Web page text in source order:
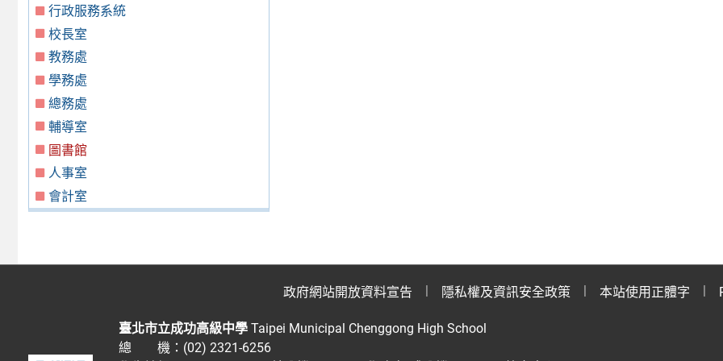
行政服務系統
校長室
教務處
學務處
總務處
輔導室
圖書館
人事室
會計室
政府網站開放資料宣告 隱私權及資訊安全政策 本站使用正體字
臺北市立成功高級中學Taipei Municipal Chenggong High School
總 機：(02) 2321-6256